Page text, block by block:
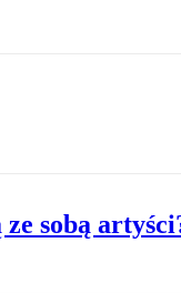
sobą